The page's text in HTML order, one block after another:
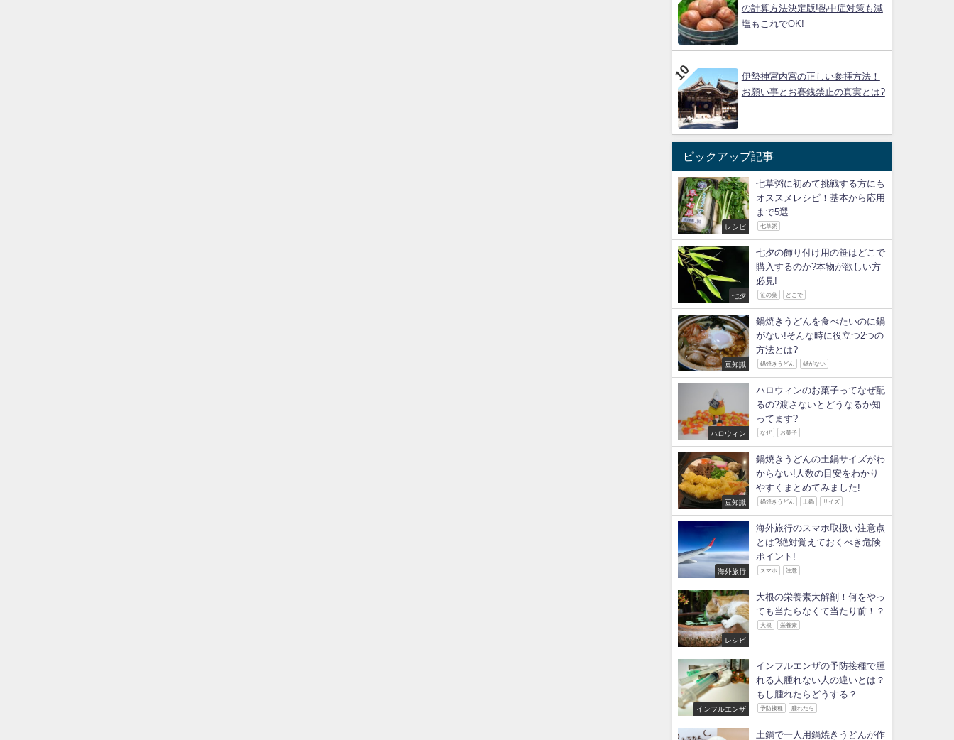
の計算方法決定版!熱中症対策も減
塩もこれでOK!
伊勢神宮内宮の正しい参拝方法！
お願い事とお賽銭禁止の真実とは?
ピックアップ記事
レシピ
七草粥に初めて挑戦する方にも
オススメレシピ！基本から応用
まで5選
七草粥
七夕
七夕の飾り付け用の笹はどこで
購入するのか?本物が欲しい方
必見!
笹の葉 どこで
豆知識
鍋焼きうどんを食べたいのに鍋
がない!そんな時に役立つ2つの
方法とは?
鍋焼きうどん 鍋がない
ハロウィン
ハロウィンのお菓子ってなぜ配
るの?渡さないとどうなるか知
ってます?
なぜ お菓子
豆知識
鍋焼きうどんの土鍋サイズがわ
からない!人数の目安をわかり
やすくまとめてみました!
鍋焼きうどん 土鍋 サイズ
海外旅行
海外旅行のスマホ取扱い注意点
とは?絶対覚えておくべき危険
ポイント!
スマホ 注意
レシピ
大根の栄養素大解剖！何をやっ
ても当たらなくて当たり前！？
大根 栄養素
インフルエンザ
インフルエンザの予防接種で腫
れる人腫れない人の違いとは？
もし腫れたらどうする？
予防接種 腫れたら
土鍋で一人用鍋焼きうどんが作